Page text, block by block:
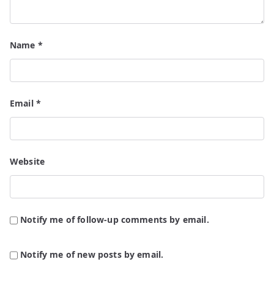
Name *
Email *
Website
Notify me of follow-up comments by email.
Notify me of new posts by email.